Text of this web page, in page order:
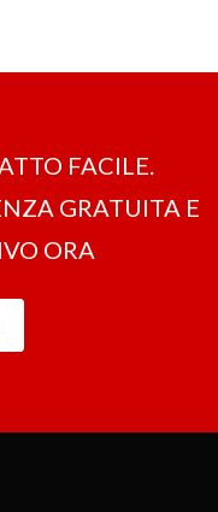
FACILE.
GRATUITA E
ORA